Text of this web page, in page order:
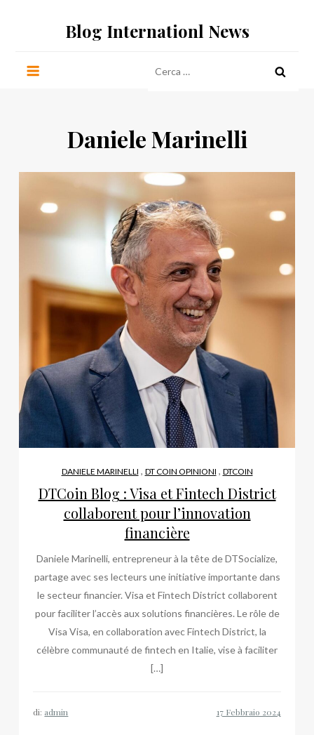
Blog Internationl News
per:
Daniele Marinelli
DANIELE MARINELLI , DT COIN OPINIONI , DTCOIN
DTCoin Blog : Visa et Fintech District
collaborent pour l’innovation
financière
Daniele Marinelli, entrepreneur à la tête de DTSocialize,
partage avec ses lecteurs une initiative importante dans
le secteur financier. Visa et Fintech District collaborent
pour faciliter l’accès aux solutions financières. Le rôle de
Visa Visa, en collaboration avec Fintech District, la
célèbre communauté de fintech en Italie, vise à faciliter
[…]
di: admin